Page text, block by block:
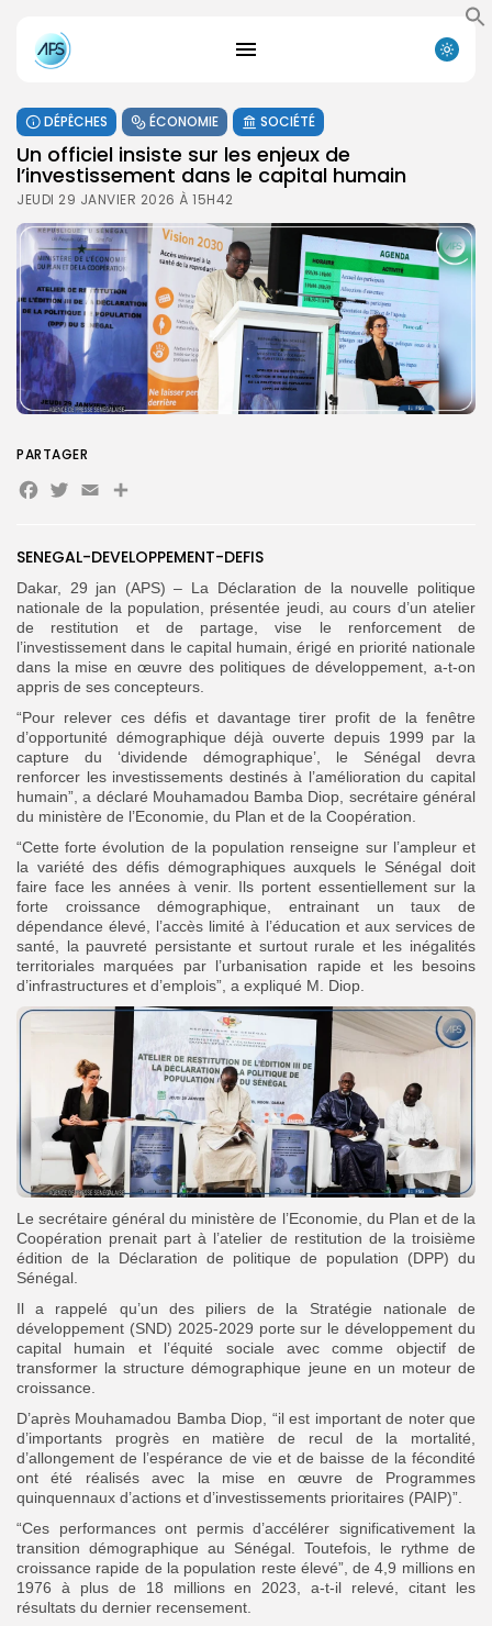
Search
for:
Search
Button
FR
DÉPÊCHES ÉCONOMIE SOCIÉTÉ
Un officiel insiste sur les enjeux de
l’investissement dans le capital humain
JEUDI 29 JANVIER 2026 À 15H42
SENEGAL-DEVELOPPEMENT-DEFIS
Dakar, 29 jan (APS) – La Déclaration de la nouvelle politique
nationale de la population, présentée jeudi, au cours d’un atelier
de restitution et de partage, vise le renforcement de
l’investissement dans le capital humain, érigé en priorité nationale
dans la mise en œuvre des politiques de développement, a-t-on
appris de ses concepteurs.
“Pour relever ces défis et davantage tirer profit de la fenêtre
d’opportunité démographique déjà ouverte depuis 1999 par la
capture du ‘dividende démographique’, le Sénégal devra
renforcer les investissements destinés à l’amélioration du capital
humain”, a déclaré Mouhamadou Bamba Diop, secrétaire général
du ministère de l’Economie, du Plan et de la Coopération.
“Cette forte évolution de la population renseigne sur l’ampleur et
la variété des défis démographiques auxquels le Sénégal doit
faire face les années à venir. Ils portent essentiellement sur la
forte croissance démographique, entrainant un taux de
dépendance élevé, l’accès limité à l’éducation et aux services de
santé, la pauvreté persistante et surtout rurale et les inégalités
territoriales marquées par l’urbanisation rapide et les besoins
d’infrastructures et d’emplois”, a expliqué M. Diop.
Le secrétaire général du ministère de l’Economie, du Plan et de la
Coopération prenait part à l’atelier de restitution de la troisième
édition de la Déclaration de politique de population (DPP) du
Sénégal.
Il a rappelé qu’un des piliers de la Stratégie nationale de
développement (SND) 2025-2029 porte sur le développement du
capital humain et l’équité sociale avec comme objectif de
transformer la structure démographique jeune en un moteur de
croissance.
D’après Mouhamadou Bamba Diop, “il est important de noter que
d’importants progrès en matière de recul de la mortalité,
d’allongement de l’espérance de vie et de baisse de la fécondité
ont été réalisés avec la mise en œuvre de Programmes
quinquennaux d’actions et d’investissements prioritaires (PAIP)”.
“Ces performances ont permis d’accélérer significativement la
transition démographique au Sénégal. Toutefois, le rythme de
croissance rapide de la population reste élevé”, de 4,9 millions en
1976 à plus de 18 millions en 2023, a-t-il relevé, citant les
résultats du dernier recensement.
PARTAGER
Facebook
Twitter
EmailPartager